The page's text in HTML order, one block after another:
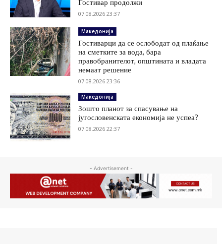
Гостивар продолжи
07.08.2026 23:37
Македонија
Гостиварци да се ослободат од плаќање
на сметките за вода, бара
правобранителот, општината и владата
немаат решение
07.08.2026 23:36
Македонија
Зошто планот за спасување на
југословенската економија не успеа?
07.08.2026 22:37
- Advertisement -